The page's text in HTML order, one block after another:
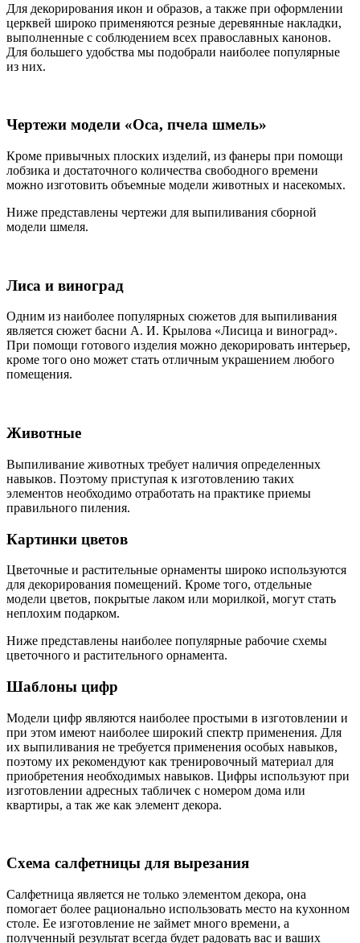
Для декорирования икон и образов, а также при оформлении
церквей широко применяются резные деревянные накладки,
выполненные с соблюдением всех православных канонов.
Для большего удобства мы подобрали наиболее популярные
из них.
Чертежи модели «Оса, пчела шмель»
Кроме привычных плоских изделий, из фанеры при помощи
лобзика и достаточного количества свободного времени
можно изготовить объемные модели животных и насекомых.
Ниже представлены чертежи для выпиливания сборной
модели шмеля.
Лиса и виноград
Одним из наиболее популярных сюжетов для выпиливания
является сюжет басни А. И. Крылова «Лисица и виноград».
При помощи готового изделия можно декорировать интерьер,
кроме того оно может стать отличным украшением любого
помещения.
Животные
Выпиливание животных требует наличия определенных
навыков. Поэтому приступая к изготовлению таких
элементов необходимо отработать на практике приемы
правильного пиления.
Картинки цветов
Цветочные и растительные орнаменты широко используются
для декорирования помещений. Кроме того, отдельные
модели цветов, покрытые лаком или морилкой, могут стать
неплохим подарком.
Ниже представлены наиболее популярные рабочие схемы
цветочного и растительного орнамента.
Шаблоны цифр
Модели цифр являются наиболее простыми в изготовлении и
при этом имеют наиболее широкий спектр применения. Для
их выпиливания не требуется применения особых навыков,
поэтому их рекомендуют как тренировочный материал для
приобретения необходимых навыков. Цифры используют при
изготовлении адресных табличек с номером дома или
квартиры, а так же как элемент декора.
Схема салфетницы для вырезания
Салфетница является не только элементом декора, она
помогает более рационально использовать место на кухонном
столе. Ее изготовление не займет много времени, а
полученный результат всегда будет радовать вас и ваших